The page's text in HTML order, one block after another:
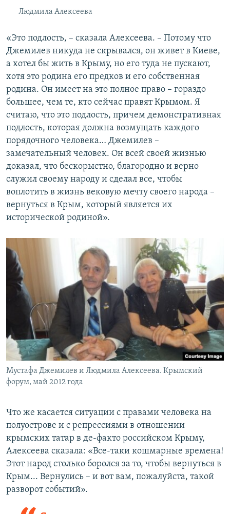
Людмила Алексеева
«Это подлость, – сказала Алексеева. – Потому что
Джемилев никуда не скрывался, он живет в Киеве,
а хотел бы жить в Крыму, но его туда не пускают,
хотя это родина его предков и его собственная
родина. Он имеет на это полное право – гораздо
большее, чем те, кто сейчас правят Крымом. Я
считаю, что это подлость, причем демонстративная
подлость, которая должна возмущать каждого
порядочного человека… Джемилев –
замечательный человек. Он всей своей жизнью
доказал, что бескорыстно, благородно и верно
служил своему народу и сделал все, чтобы
воплотить в жизнь вековую мечту своего народа –
вернуться в Крым, который является их
исторической родиной».
Мустафа Джемилев и Людмила Алексеева. Крымский
форум, май 2012 года
Что же касается ситуации с правами человека на
полуострове и с репрессиями в отношении
крымских татар в де-факто российском Крыму,
Алексеева сказала: «Все-таки кошмарные времена!
Этот народ столько боролся за то, чтобы вернуться в
Крым... Вернулись – и вот вам, пожалуйста, такой
разворот событий».